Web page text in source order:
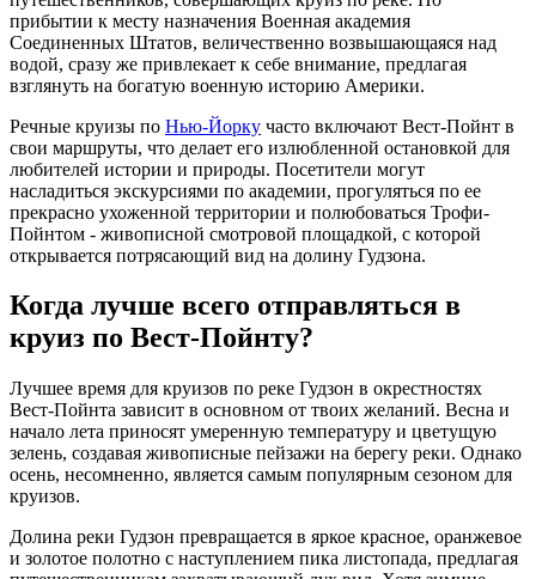
прибытии к месту назначения Военная академия
Соединенных Штатов, величественно возвышающаяся над
водой, сразу же привлекает к себе внимание, предлагая
взглянуть на богатую военную историю Америки.
Речные круизы по Нью-Йорку часто включают Вест-Пойнт в
свои маршруты, что делает его излюбленной остановкой для
любителей истории и природы. Посетители могут
насладиться экскурсиями по академии, прогуляться по ее
прекрасно ухоженной территории и полюбоваться Трофи-
Пойнтом - живописной смотровой площадкой, с которой
открывается потрясающий вид на долину Гудзона.
Когда лучше всего отправляться в
круиз по Вест-Пойнту?
Лучшее время для круизов по реке Гудзон в окрестностях
Вест-Пойнта зависит в основном от твоих желаний. Весна и
начало лета приносят умеренную температуру и цветущую
зелень, создавая живописные пейзажи на берегу реки. Однако
осень, несомненно, является самым популярным сезоном для
круизов.
Долина реки Гудзон превращается в яркое красное, оранжевое
и золотое полотно с наступлением пика листопада, предлагая